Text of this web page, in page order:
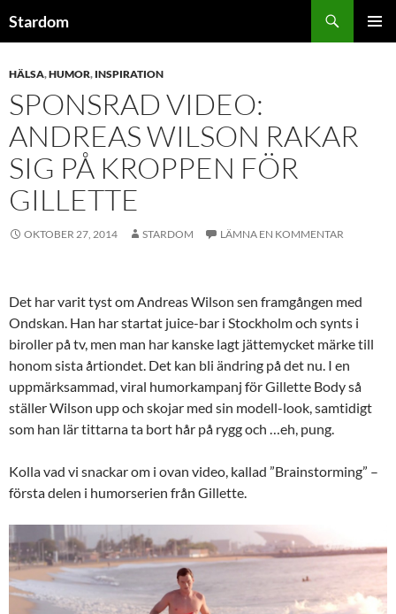
tillStardom
HÄLSA,HUMOR, INSPIRATION
SPONSRAD VIDEO:
ANDREAS WILSON RAKAR
SIG PÅ KROPPEN FÖR
GILLETTE
OKTOBER 27, 2014 STARDOM LÄMNA EN KOMMENTAR
Det har varit tyst om Andreas Wilson sen framgången med
Ondskan. Han har startat juice-bar i Stockholm och synts i
biroller på tv, men man har kanske lagt jättemycket märke till
honom sista årtiondet. Det kan bli ändring på det nu. I en
uppmärksammad, viral humorkampanj för Gillette Body så
ställer Wilson upp och skojar med sin modell-look, samtidigt
som han lär tittarna ta bort hår på rygg och …eh, pung.
Kolla vad vi snackar om i ovan video, kallad ”Brainstorming” –
första delen i humorserien från Gillette.